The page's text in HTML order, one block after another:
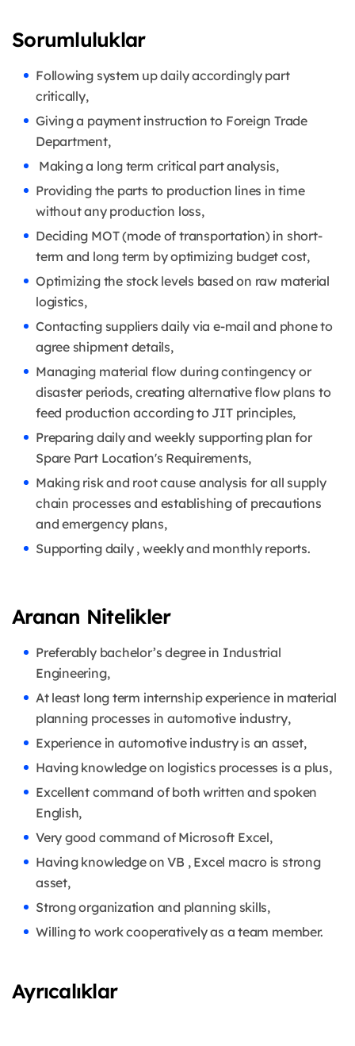
Sorumluluklar
Following system up daily accordingly part
critically,
Giving a payment instruction to Foreign Trade
Department,
Making a long term critical part analysis,
Providing the parts to production lines in time
without any production loss,
Deciding MOT (mode of transportation) in short-
term and long term by optimizing budget cost,
Optimizing the stock levels based on raw material
logistics,
Contacting suppliers daily via e-mail and phone to
agree shipment details,
Managing material flow during contingency or
disaster periods, creating alternative flow plans to
feed production according to JIT principles,
Preparing daily and weekly supporting plan for
Spare Part Location's Requirements,
Making risk and root cause analysis for all supply
chain processes and establishing of precautions
and emergency plans,
Supporting daily , weekly and monthly reports.
Aranan Nitelikler
Preferably bachelor’s degree in Industrial
Engineering,
At least long term internship experience in material
planning processes in automotive industry,
Experience in automotive industry is an asset,
Having knowledge on logistics processes is a plus,
Excellent command of both written and spoken
English,
Very good command of Microsoft Excel,
Having knowledge on VB , Excel macro is strong
asset,
Strong organization and planning skills,
Willing to work cooperatively as a team member.
Ayrıcalıklar